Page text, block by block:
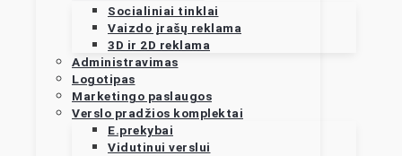
Socialiniai tinklai
Vaizdo įrašų reklama
3D ir 2D reklama
Administravimas
Logotipas
Marketingo paslaugos
Verslo pradžios komplektai
E.prekybai
Vidutinui verslui